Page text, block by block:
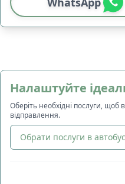
Налаштуйте
Оберіть необхідні послуги,
відправлення.
Обрати послуги в